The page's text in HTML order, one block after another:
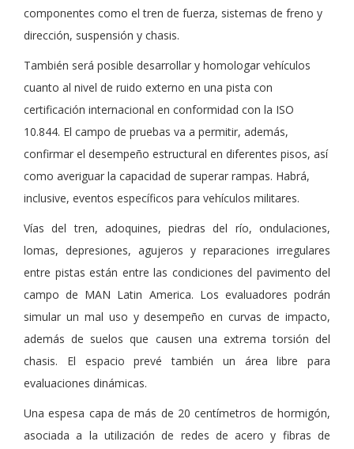
componentes como el tren de fuerza, sistemas de freno y
dirección, suspensión y chasis.
También será posible desarrollar y homologar vehículos
cuanto al nivel de ruido externo en una pista con
certificación internacional en conformidad con la ISO
10.844. El campo de pruebas va a permitir, además,
confirmar el desempeño estructural en diferentes pisos, así
como averiguar la capacidad de superar rampas. Habrá,
inclusive, eventos específicos para vehículos militares.
Vías del tren, adoquines, piedras del río, ondulaciones,
lomas, depresiones, agujeros y reparaciones irregulares
entre pistas están entre las condiciones del pavimento del
campo de MAN Latin America. Los evaluadores podrán
simular un mal uso y desempeño en curvas de impacto,
además de suelos que causen una extrema torsión del
chasis. El espacio prevé también un área libre para
evaluaciones dinámicas.
Una espesa capa de más de 20 centímetros de hormigón,
asociada a la utilización de redes de acero y fibras de